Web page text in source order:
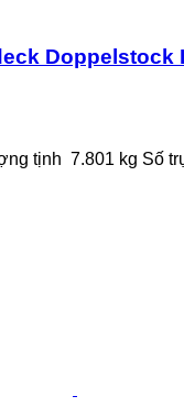
Doppelstock
tịnh 7.801 kg Số